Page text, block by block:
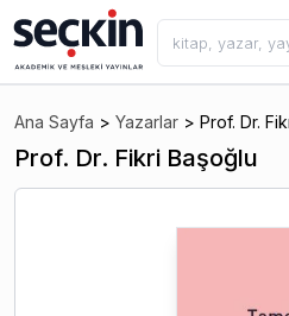
Ana Sayfa > Yazarlar > Prof. Dr.
Prof. Dr. Fikri Başoğlu